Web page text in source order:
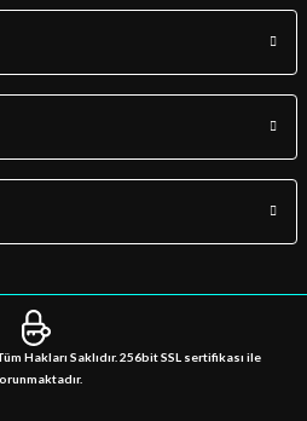
Hakları Saklıdır. 256bit SSL sertifikası ile